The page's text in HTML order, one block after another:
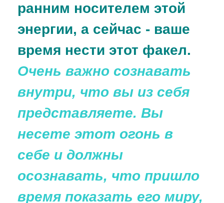
ранним носителем этой
энергии, а сейчас - ваше
время нести этот факел.
Очень важно сознавать
внутри, что вы из себя
представляете. Вы
несете этот огонь в
себе и должны
осознавать, что пришло
время показать его миру,